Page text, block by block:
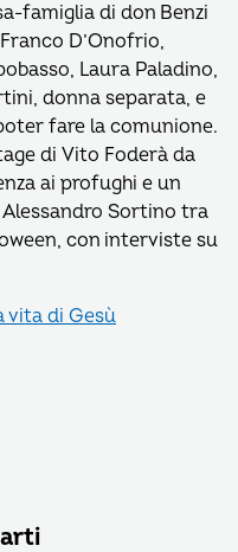
famiglia di don Benzi
D’Onofrio,
Laura Paladino,
donna separata, e
fare la comunione.
di Vito Foderà da
ai profughi e un
Sortino tra
con interviste su
vita di Gesù